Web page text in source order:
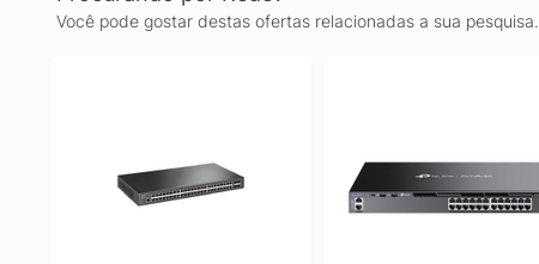
Você pode gostar destas ofertas relacionadas a sua pesquisa.